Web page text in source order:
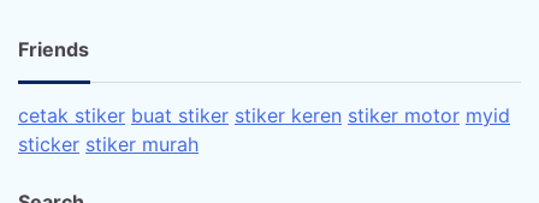
Friends
cetak stiker buat stiker stiker keren stiker motor myid
sticker stiker murah